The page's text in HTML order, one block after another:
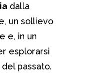
dalla
un sollievo
e, in un
esplorarsi
passato.